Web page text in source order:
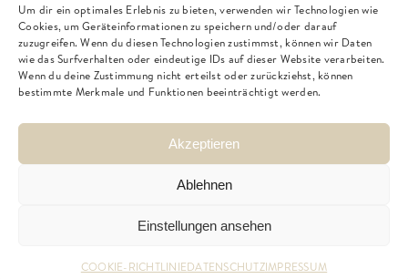
Um dir ein optimales Erlebnis zu bieten, verwenden wir Technologien wie
Cookies, um Geräteinformationen zu speichern und/oder darauf
zuzugreifen. Wenn du diesen Technologien zustimmst, können wir Daten
wie das Surfverhalten oder eindeutige IDs auf dieser Website verarbeiten.
Wenn du deine Zustimmung nicht erteilst oder zurückziehst, können
bestimmte Merkmale und Funktionen beeinträchtigt werden.
Akzeptieren
Ablehnen
Einstellungen ansehen
COOKIE-RICHTLINIEDATENSCHUTZIMPRESSUM
NEWSLETTER ANMELDEN
E-Mail*
Anmelden
IMPRESSUM